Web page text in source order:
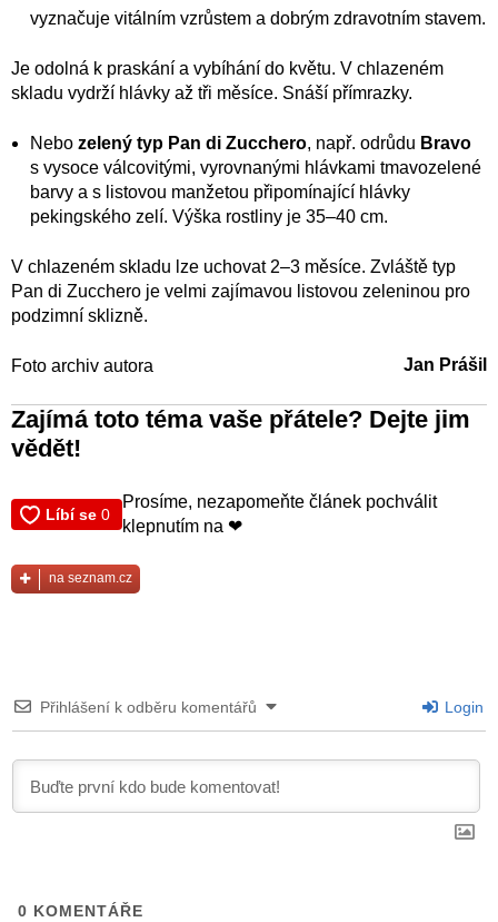
vyznačuje vitálním vzrůstem a dobrým zdravotním stavem.
Je odolná k praskání a vybíhání do květu. V chlazeném
skladu vydrží hlávky až tři měsíce. Snáší přímrazky.
Nebo zelený typ Pan di Zucchero, např. odrůdu Bravo
s vysoce válcovitými, vyrovnanými hlávkami tmavozelené
barvy a s listovou manžetou připomínající hlávky
pekingského zelí. Výška rostliny je 35–40 cm.
V chlazeném skladu lze uchovat 2–3 měsíce. Zvláště typ
Pan di Zucchero je velmi zajímavou listovou zeleninou pro
podzimní sklizně.
Foto archiv autora Jan Prášil
Zajímá toto téma vaše přátele? Dejte jim
vědět!
Prosíme, nezapomeňte článek pochválit
klepnutím na ❤
na seznam.cz
Přihlášení k odběru komentářů Login
0 KOMENTÁŘE